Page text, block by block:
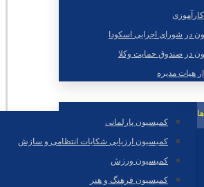
در شورای اجرایی اسکودا
در صندوق حمایت وکلا
هیات مدیره
کمیسیون پارلمانی
کمیسیون ارزیابی شکایات انتظامی و سازش
کمیسیون ورزش
کمیسیون فرهنگ و هنر